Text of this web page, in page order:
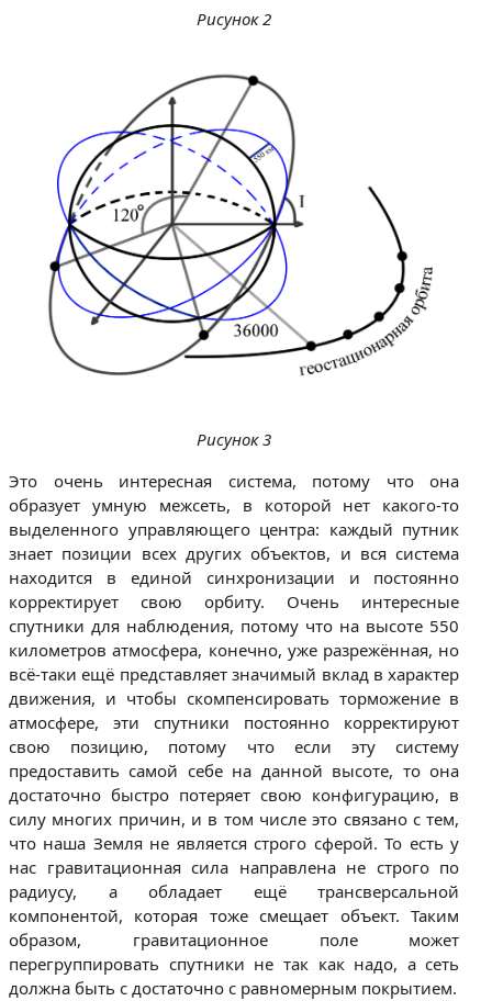
Рисунок 2
Рисунок 3
Это очень интересная система, потому что она
образует умную межсеть, в которой нет какого-то
выделенного управляющего центра: каждый путник
знает позиции всех других объектов, и вся система
находится в единой синхронизации и постоянно
корректирует свою орбиту. Очень интересные
спутники для наблюдения, потому что на высоте 550
километров атмосфера, конечно, уже разрежённая, но
всё-таки ещё представляет значимый вклад в характер
движения, и чтобы скомпенсировать торможение в
атмосфере, эти спутники постоянно корректируют
свою позицию, потому что если эту систему
предоставить самой себе на данной высоте, то она
достаточно быстро потеряет свою конфигурацию, в
силу многих причин, и в том числе это связано с тем,
что наша Земля не является строго сферой. То есть у
нас гравитационная сила направлена не строго по
радиусу, а обладает ещё трансверсальной
компонентой, которая тоже смещает объект. Таким
образом, гравитационное поле может
перегруппировать спутники не так как надо, а сеть
должна быть с достаточно с равномерным покрытием.